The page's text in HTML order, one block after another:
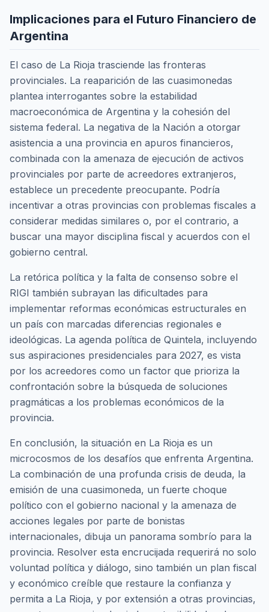
Implicaciones para el Futuro Financiero de
Argentina
El caso de La Rioja trasciende las fronteras
provinciales. La reaparición de las cuasimonedas
plantea interrogantes sobre la estabilidad
macroeconómica de Argentina y la cohesión del
sistema federal. La negativa de la Nación a otorgar
asistencia a una provincia en apuros financieros,
combinada con la amenaza de ejecución de activos
provinciales por parte de acreedores extranjeros,
establece un precedente preocupante. Podría
incentivar a otras provincias con problemas fiscales a
considerar medidas similares o, por el contrario, a
buscar una mayor disciplina fiscal y acuerdos con el
gobierno central.
La retórica política y la falta de consenso sobre el
RIGI también subrayan las dificultades para
implementar reformas económicas estructurales en
un país con marcadas diferencias regionales e
ideológicas. La agenda política de Quintela, incluyendo
sus aspiraciones presidenciales para 2027, es vista
por los acreedores como un factor que prioriza la
confrontación sobre la búsqueda de soluciones
pragmáticas a los problemas económicos de la
provincia.
En conclusión, la situación en La Rioja es un
microcosmos de los desafíos que enfrenta Argentina.
La combinación de una profunda crisis de deuda, la
emisión de una cuasimoneda, un fuerte choque
político con el gobierno nacional y la amenaza de
acciones legales por parte de bonistas
internacionales, dibuja un panorama sombrío para la
provincia. Resolver esta encrucijada requerirá no solo
voluntad política y diálogo, sino también un plan fiscal
y económico creíble que restaure la confianza y
permita a La Rioja, y por extensión a otras provincias,